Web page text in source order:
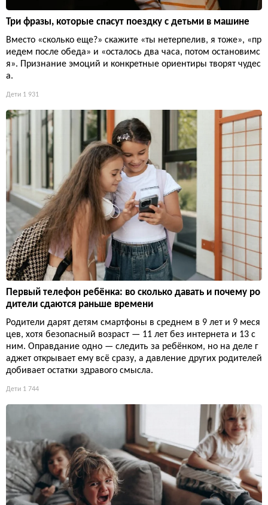
Три фразы, которые спасут поездку с детьми в машине
Вместо «сколько еще?» скажите «ты нетерпелив, я тоже», «пр
иедем после обеда» и «осталось два часа, потом остановимс
я». Признание эмоций и конкретные ориентиры творят чудес
а.
Дети 1 931
Первый телефон ребёнка: во сколько давать и почему ро
дители сдаются раньше времени
Родители дарят детям смартфоны в среднем в 9 лет и 9 меся
цев, хотя безопасный возраст — 11 лет без интернета и 13 с
ним. Оправдание одно — следить за ребёнком, но на деле г
аджет открывает ему всё сразу, а давление других родителей
добивает остатки здравого смысла.
Дети 1 744